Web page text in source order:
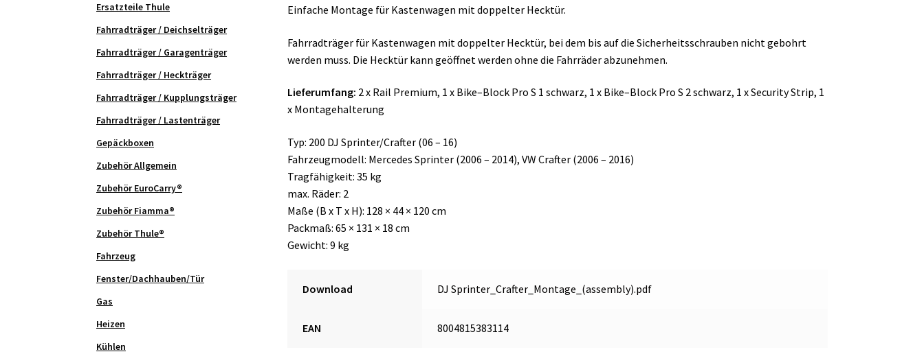
Einfache Montage für Kastenwagen mit doppelter Hecktür.
Fahrradträger für Kastenwagen mit doppelter Hecktür, bei dem bis auf die Sicherheitsschrauben nicht gebohrt
werden muss. Die Hecktür kann geöffnet werden ohne die Fahrräder abzunehmen.
Lieferumfang: 2 x Rail Premium, 1 x Bike–Block Pro S 1 schwarz, 1 x Bike–Block Pro S 2 schwarz, 1 x Security Strip, 1
x Montagehalterung
Typ: 200 DJ Sprinter/Crafter (06 – 16)
Fahrzeugmodell: Mercedes Sprinter (2006 – 2014), VW Crafter (2006 – 2016)
Tragfähigkeit: 35 kg
max. Räder: 2
Maße (B x T x H): 128 × 44 × 120 cm
Packmaß: 65 × 131 × 18 cm
Gewicht: 9 kg
Download DJ Sprinter_Crafter_Montage_(assembly).pdf
EAN 8004815383114
Ersatzteile Thule
Fahrradträger / Deichselträger
Fahrradträger / Garagenträger
Fahrradträger / Heckträger
Fahrradträger / Kupplungsträger
Fahrradträger / Lastenträger
Gepäckboxen
Zubehör Allgemein
Zubehör EuroCarry®
Zubehör Fiamma®
Zubehör Thule®
Fahrzeug
Fenster/Dachhauben/Tür
Gas
Heizen
Kühlen